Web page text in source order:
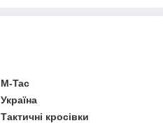
M-Tac
Україна
Тактичні кросівки